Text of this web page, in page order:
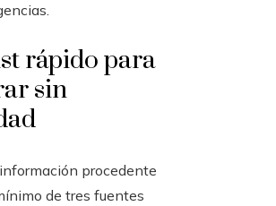
rápido para
sin
procedente
de tres fuentes